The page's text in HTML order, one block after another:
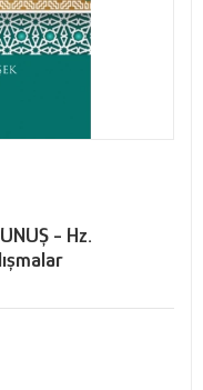
- Hz.